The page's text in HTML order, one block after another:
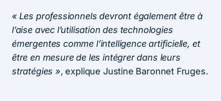
« Les professionnels devront également être à
l’aise avec l’utilisation des technologies
émergentes comme l’intelligence artificielle, et
être en mesure de les intégrer dans leurs
stratégies », explique Justine Baronnet Fruges.